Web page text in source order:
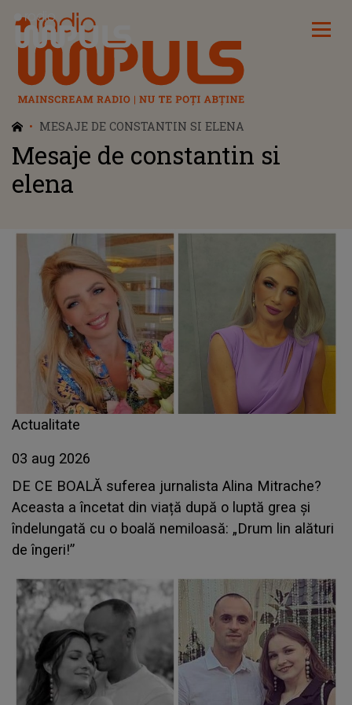
Radio Impuls
MESAJE DE CONSTANTIN SI ELENA
Mesaje de constantin si
elena
Actualitate
03 aug 2026
DE CE BOALĂ suferea jurnalista Alina Mitrache?
Aceasta a încetat din viață după o luptă grea și
îndelungată cu o boală nemiloasă: „Drum lin alături
de îngeri!”